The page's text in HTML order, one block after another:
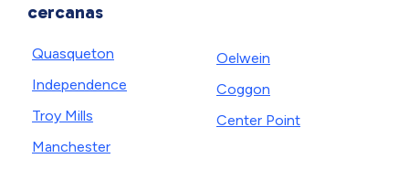
cercanas
Quasqueton
Independence
Troy Mills
Manchester
Oelwein
Coggon
Center Point